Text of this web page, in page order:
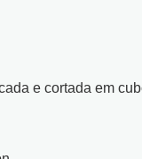
e cortada em